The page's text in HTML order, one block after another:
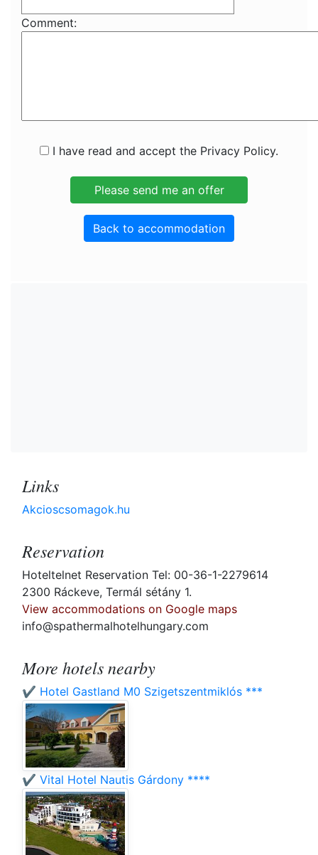
Comment:
I have read and accept the Privacy Policy.
Back to accommodation
Links
Akcioscsomagok.hu
Reservation
Hoteltelnet Reservation Tel: 00-36-1-2279614
2300 Ráckeve, Termál sétány 1.
View accommodations on Google maps
info@spathermalhotelhungary.com
More hotels nearby
✔️ Hotel Gastland M0 Szigetszentmiklós ***
✔️ Vital Hotel Nautis Gárdony ****